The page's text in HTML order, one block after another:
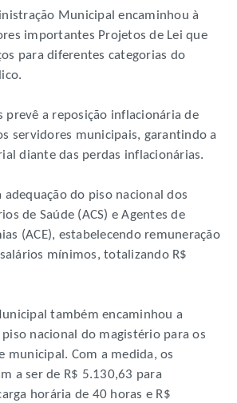
Municipal encaminhou à
importantes Projetos de Lei que
para diferentes categorias do
prevê a reposição inflacionária de
servidores municipais, garantindo a
diante das perdas inflacionárias.
do piso nacional dos
de Saúde (ACS) e Agentes de
(ACE), estabelecendo remuneração
mínimos, totalizando R$
também encaminhou a
nacional do magistério para os
municipal. Com a medida, os
a ser de R$ 5.130,63 para
horária de 40 horas e R$